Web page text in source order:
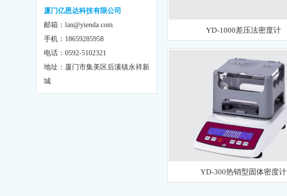
厦门亿恩达科技有限公司
邮箱：lan@yienda.com
手机：18659285958
电话：0592-5102321
地址：厦门市集美区后溪镇永祥新
城
YD-1000差压法密度计
YD-300热销型固体密度计